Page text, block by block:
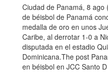
Ciudad de Panamá, 8 ago
de béisbol de Panamá
medalla de oro en unos
Caribe, al derrotar 1-0 a
disputada en el estadio
Dominicana.The post
en béisbol en JCC Santo D